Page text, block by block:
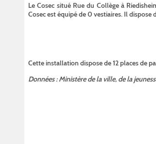
Le Cosec situé Rue du Collège à
Cosec est équipé de 0 vestiaires. Il
Cette installation dispose de 12 places de
Données : Ministère de la ville, de la